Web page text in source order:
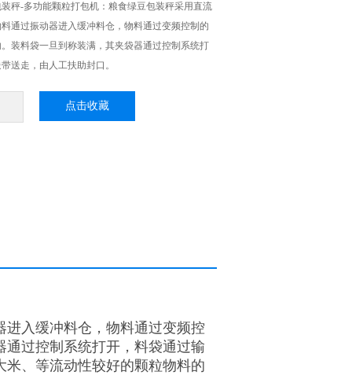
秤-多功能颗粒打包机：粮食绿豆包装秤​采用直流
通过振动器进入缓冲料仓，物料通过变频控制的
装料袋一旦到称装满，其夹袋器通过控制系统打
送走，由人工扶助封口。
点击收藏
入缓冲料仓，物料通过变频控
过控制系统打开，料袋通过输
、等流动性较好的颗粒物料的